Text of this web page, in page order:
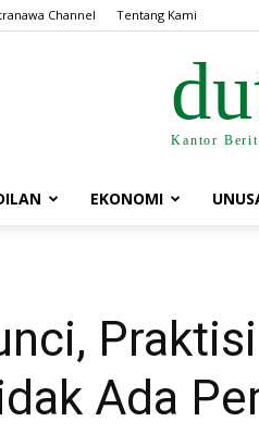
Channel Tentang Kami
Kantor
EKONOMI
Ada